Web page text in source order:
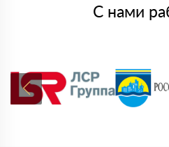
С нами